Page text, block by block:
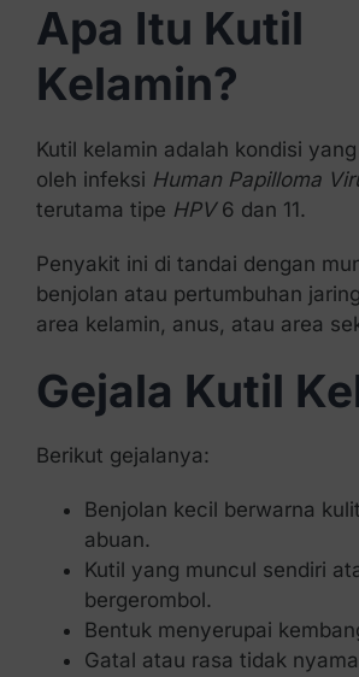
Apa Itu Kutil
Kelamin?
Kutil kelamin adalah kondisi
oleh infeksi Human Papilloma
terutama tipe HPV6 dan 11.
Penyakit ini di tandai dengan
benjolan atau pertumbuhan
area kelamin, anus, atau area
Gejala Kutil
Berikut gejalanya:
Benjolan kecil berwarna
abuan.
Kutil yang muncul sendiri
bergerombol.
Bentuk menyerupai
Gatal atau rasa tidak